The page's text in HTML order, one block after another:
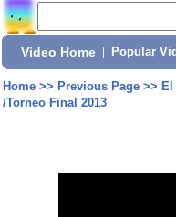
Video Home Popular
Home>> Previous Page>>
/Torneo Final 2013